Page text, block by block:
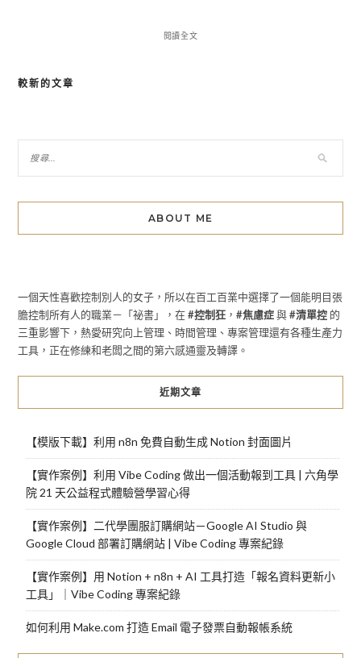
閱讀全文
導
較新的文章
ABOUT ME
一個天性喜歡控制別人的女子，所以在百工百業中選擇了一個能明目張
膽控制所有人的職業－「祕書」，在#控制狂， #焦慮症與#清單控的
三重影響下，熱愛研究向上管理、時間管理、專案管理還有各種生產力
工具，正在修練和老闆之間的第六感通靈及轉譯。
近期文章
【模版下載】利用 n8n 免費自動生成 Notion 封面圖片
【實作案例】利用 Vibe Coding 做出一個活動報到工具 | 六角學
院 21 天公益程式體驗營學習心得
【實作案例】二代學團服訂購網站－Google AI Studio 與
Google Cloud 部署訂購網站 | Vibe Coding 專案紀錄
【實作案例】用 Notion + n8n + AI 工具打造「報名資料更新小
工具」｜Vibe Coding 專案紀錄
如何利用 Make.com 打造 Email 電子發票自動報帳系統